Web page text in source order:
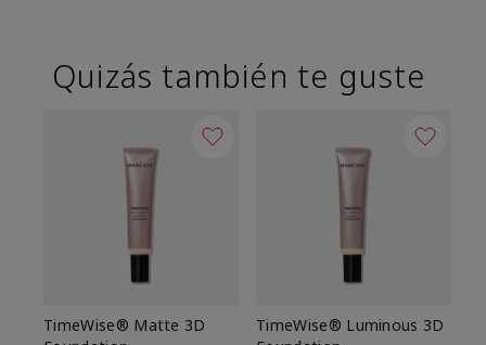
Quizás también te guste
TimeWise® Matte 3D
TimeWise® Luminous 3D